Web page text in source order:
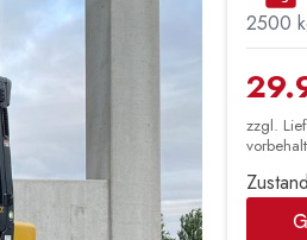
2500
zzgl.
Zustand